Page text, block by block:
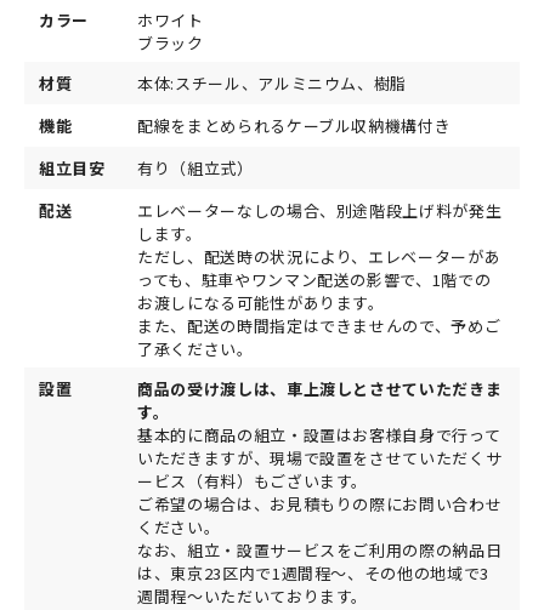
カラー
ホワイト
ブラック
材質
本体:スチール、アルミニウム、樹脂
機能
配線をまとめられるケーブル収納機構付き
組立目安
有り（組立式）
配送
エレベーターなしの場合、別途階段上げ料が発生
します。
ただし、配送時の状況により、エレベーターがあ
っても、駐車やワンマン配送の影響で、1階での
お渡しになる可能性があります。
また、配送の時間指定はできませんので、予めご
了承ください。
設置
商品の受け渡しは、車上渡しとさせていただきま
す。
基本的に商品の組立・設置はお客様自身で行って
いただきますが、現場で設置をさせていただくサ
ービス（有料）もございます。
ご希望の場合は、お見積もりの際にお問い合わせ
ください。
なお、組立・設置サービスをご利用の際の納品日
は、東京23区内で1週間程～、その他の地域で3
週間程～いただいております。